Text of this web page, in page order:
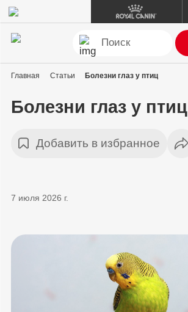
Главная Статьи Болезни глаз у птиц
Болезни глаз у птиц
Добавить в избранное
7 июля 2026 г.